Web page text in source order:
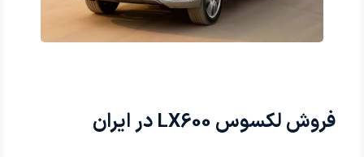
فروش لکسوس LX600 در ایران